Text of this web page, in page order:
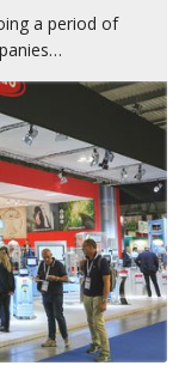
a period of